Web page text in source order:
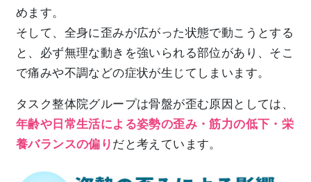
めます。
そして、全身に歪みが広がった状態で動こうとする
と、必ず無理な動きを強いられる部位があり、そこ
で痛みや不調などの症状が生じてしまいます。
タスク整体院グループは骨盤が歪む原因としては、
年齢や日常生活による姿勢の歪み・筋力の低下・栄
養バランスの偏り だと考えています。